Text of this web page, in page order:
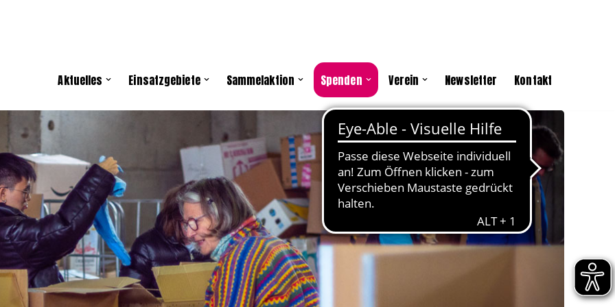
Aktuelles Einsatzgebiete Sammelaktion Spenden Verein Newsletter Kontakt